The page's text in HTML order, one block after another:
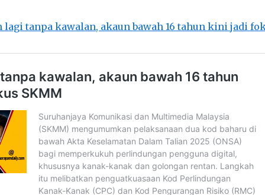
lagi tanpa kawalan, akaun bawah 16 tahun kini jadi